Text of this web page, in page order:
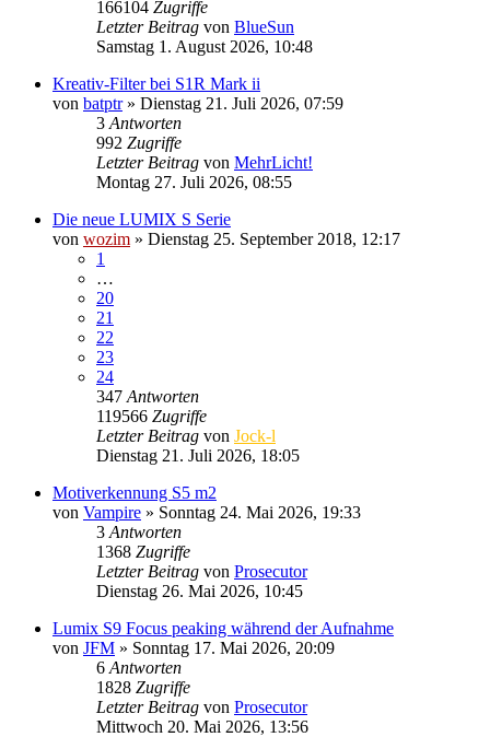
166104 Zugriffe
Letzter Beitrag von BlueSun
Samstag 1. August 2026, 10:48
Kreativ-Filter bei S1R Mark ii
von batptr» Dienstag 21. Juli 2026, 07:59
3 Antworten
992 Zugriffe
Letzter Beitrag von MehrLicht!
Montag 27. Juli 2026, 08:55
Die neue LUMIX S Serie
von wozim » Dienstag 25. September 2018, 12:17
1
…
20
21
22
23
24
347 Antworten
119566 Zugriffe
Letzter Beitrag von Jock-l
Dienstag 21. Juli 2026, 18:05
Motiverkennung S5 m2
von Vampire » Sonntag 24. Mai 2026, 19:33
3 Antworten
1368 Zugriffe
Letzter Beitrag von Prosecutor
Dienstag 26. Mai 2026, 10:45
Lumix S9 Focus peaking während der Aufnahme
von JFM » Sonntag 17. Mai 2026, 20:09
6 Antworten
1828 Zugriffe
Letzter Beitrag von Prosecutor
Mittwoch 20. Mai 2026, 13:56